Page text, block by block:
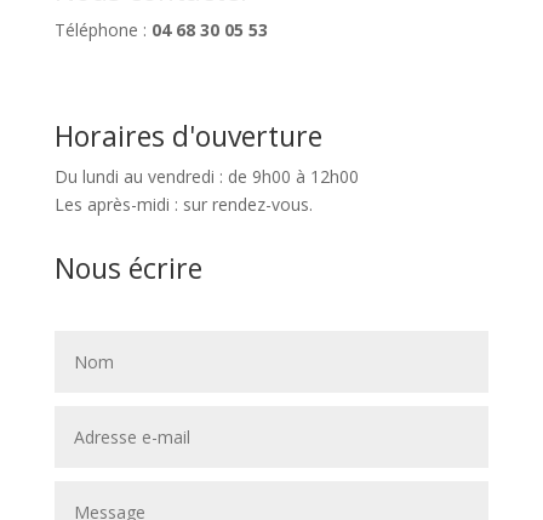
Téléphone : 04 68 30 05 53
Horaires d'ouverture
Du lundi au vendredi : de 9h00 à 12h00
Les après-midi : sur rendez-vous.
Nous écrire